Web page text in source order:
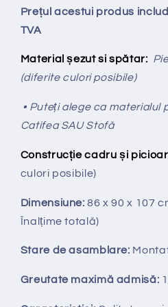
Prețul acestui produs
TVA
Material șezut si spătar:
(diferite culori posibile)
• Puteți alege ca materialul
Catifea SAU Stofă
Construcție cadru și
culori posibile)
Dimensiune: 86 x 90 x 107
Înalțime totală)
Stare de asamblare:
Greutate maximă admisă: